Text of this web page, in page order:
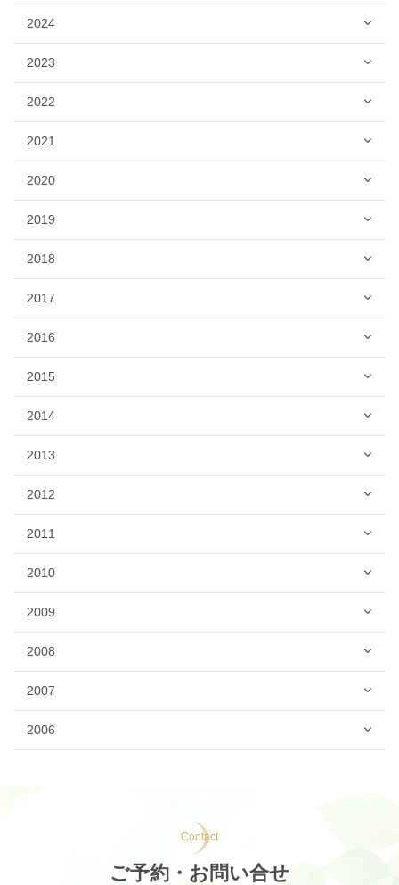
2024
2023
2022
2021
2020
2019
2018
2017
2016
2015
2014
2013
2012
2011
2010
2009
2008
2007
2006
Contact
ご予約・お問い合せ